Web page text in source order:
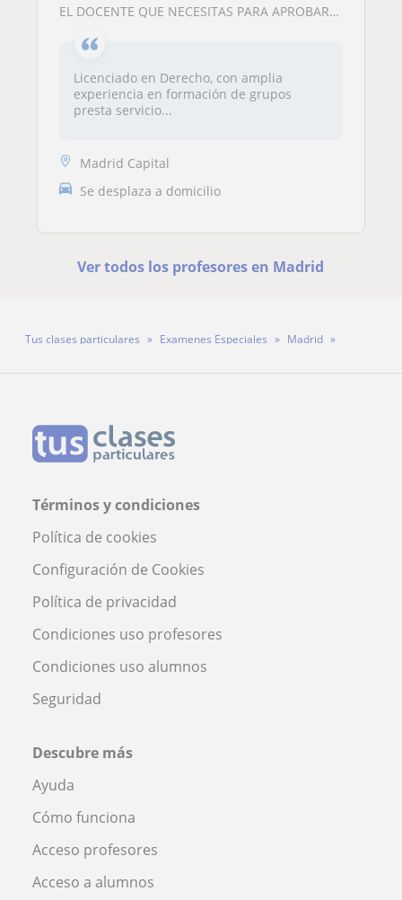
EL DOCENTE QUE NECESITAS PARA APROBAR LOS EXÁMENES DE DERECHO QUE SE NOS ATRAGANTAN
Licenciado en Derecho, con amplia
experiencia en formación de grupos
presta servicio...
Madrid Capital
Se desplaza a domicilio
Ver todos los profesores en Madrid
Tus clases particulares Examenes Especiales
Madrid
Términos y condiciones
Política de cookies
Configuración de Cookies
Política de privacidad
Condiciones uso profesores
Condiciones uso alumnos
Seguridad
Descubre más
Ayuda
Cómo funciona
Acceso profesores
Acceso a alumnos